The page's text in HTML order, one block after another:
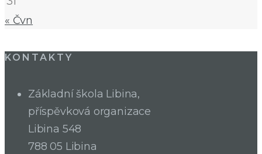
« Čvn
KONTAKTY
Základní škola Libina,
příspěvková organizace
Libina 548
788 05 Libina